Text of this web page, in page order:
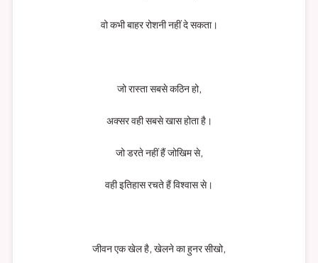
वो कभी बाहर रोशनी नहीं दे सकता।
जो रास्ता सबसे कठिन हो,
अक्सर वही सबसे खास होता है।
जो डरते नहीं हैं जोखिम से,
वही इतिहास रचते हैं विश्वास से।
जीवन एक खेल है, खेलने का हुनर सीखो,